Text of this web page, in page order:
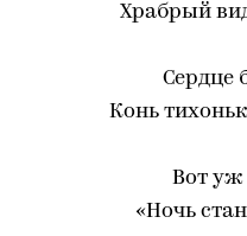
Храбрый
Сердце
Конь
Вот уж
«Ночь